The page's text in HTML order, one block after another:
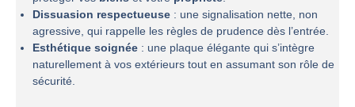
Dissuasion respectueuse : une signalisation nette, non
agressive, qui rappelle les règles de prudence dès l’entrée.
Esthétique soignée : une plaque élégante qui s’intègre
naturellement à vos extérieurs tout en assumant son rôle de
sécurité.